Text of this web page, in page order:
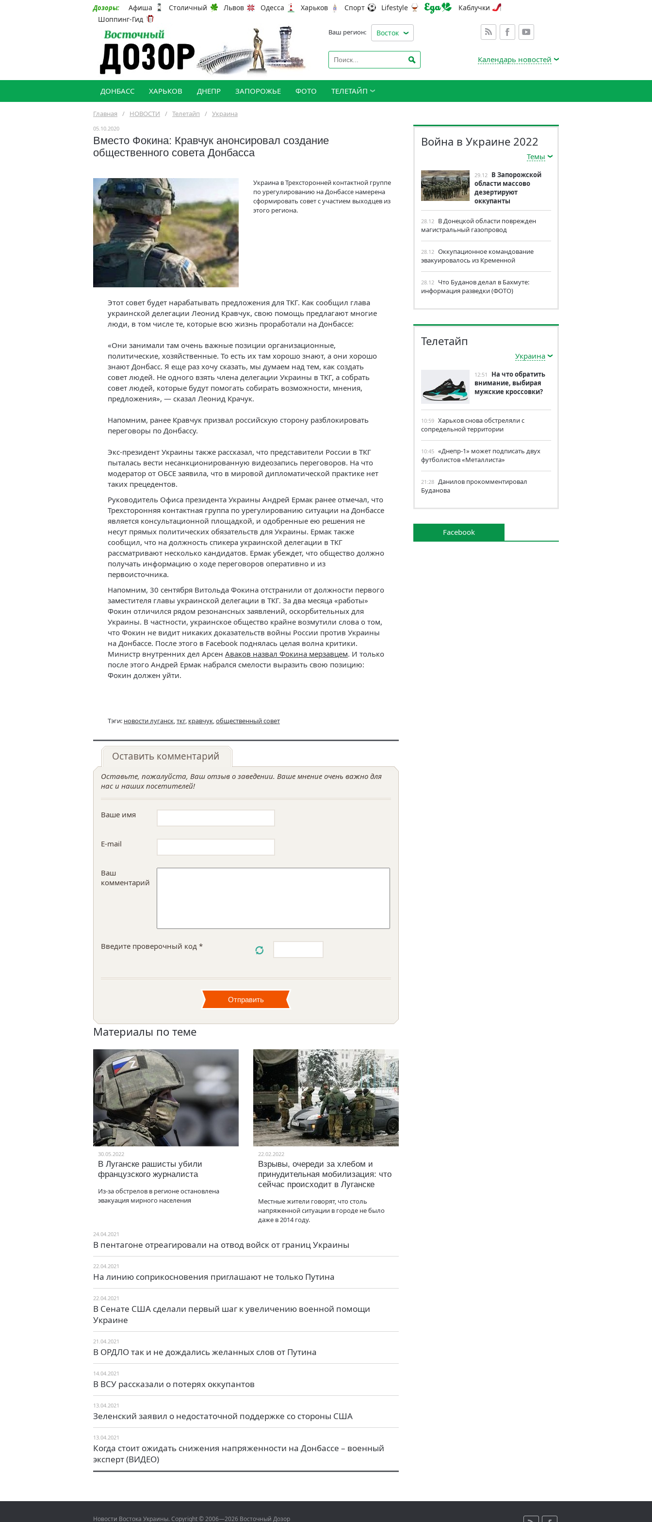
Дозоры: Афиша Столичный Львов Одесса Харьков Спорт Lifestyle
Каблучки
Шоппинг-Гид
Ваш регион: Восток
Календарь новостей
ДОНБАСС ХАРЬКОВ ДНЕПР ЗАПОРОЖЬЕ ФОТО ТЕЛЕТАЙП
Главная / НОВОСТИ / Телетайп / Украина
05.10.2020
Вместо Фокина: Кравчук анонсировал создание
общественного совета Донбасса
Украина в Трехсторонней контактной группе
по урегулированию на Донбассе намерена
сформировать совет с участием выходцев из
этого региона.
Этот совет будет нарабатывать предложения для ТКГ. Как сообщил глава
украинской делегации Леонид Кравчук, свою помощь предлагают многие
люди, в том числе те, которые всю жизнь проработали на Донбассе:
«Они занимали там очень важные позиции организационные,
политические, хозяйственные. То есть их там хорошо знают, а они хорошо
знают Донбасс. Я еще раз хочу сказать, мы думаем над тем, как создать
совет людей. Не одного взять члена делегации Украины в ТКГ, а собрать
совет людей, которые будут помогать собирать возможности, мнения,
предложения», — сказал Леонид Крачук.
Напомним, ранее Кравчук призвал российскую сторону разблокировать
переговоры по Донбассу.
Экс-президент Украины также рассказал, что представители России в ТКГ
пыталась вести несанкционированную видеозапись переговоров. На что
модератор от ОБСЕ заявила, что в мировой дипломатической практике нет
таких прецедентов.
Руководитель Офиса президента Украины Андрей Ермак ранее отмечал, что
Трехсторонняя контактная группа по урегулированию ситуации на Донбассе
является консультационной площадкой, и одобренные ею решения не
несут прямых политических обязательств для Украины. Ермак также
сообщил, что на должность спикера украинской делегации в ТКГ
рассматривают несколько кандидатов. Ермак убеждет, что общество должно
получать информацию о ходе переговоров оперативно и из
первоисточника.
Напомним, 30 сентября Витольда Фокина отстранили от должности первого
заместителя главы украинской делегации в ТКГ. За два месяца «работы»
Фокин отличился рядом резонансных заявлений, оскорбительных для
Украины. В частности, украинское общество крайне возмутили слова о том,
что Фокин не видит никаких доказательств войны России против Украины
на Донбассе. После этого в Facebook поднялась целая волна критики.
Министр внутренних дел Арсен Аваков назвал Фокина мерзавцем. И только
после этого Андрей Ермак набрался смелости выразить свою позицию:
Фокин должен уйти.
Тэги: новости луганск,ткг, кравчук,общественный совет
Оставить комментарий
Оставьте, пожалуйста, Ваш отзыв о заведении. Ваше мнение очень важно для
нас и наших посетителей!
Ваше имя
E-mail
Ваш
комментарий
Введите проверочный код *
Материалы по теме
30.05.2022
В Луганске рашисты убили
французского журналиста
Из-за обстрелов в регионе остановлена
эвакуация мирного населения
22.02.2022
Взрывы, очереди за хлебом и
принудительная мобилизация: что
сейчас происходит в Луганске
Местные жители говорят, что столь
напряженной ситуации в городе не было
даже в 2014 году.
24.04.2021
В пентагоне отреагировали на отвод войск от границ Украины
22.04.2021
На линию соприкосновения приглашают не только Путина
22.04.2021
В Сенате США сделали первый шаг к увеличению военной помощи
Украине
21.04.2021
В ОРДЛО так и не дождались желанных слов от Путина
14.04.2021
В ВСУ рассказали о потерях оккупантов
13.04.2021
Зеленский заявил о недостаточной поддержке со стороны США
13.04.2021
Когда стоит ожидать снижения напряженности на Донбассе – военный
эксперт (ВИДЕО)
Война в Украине 2022
Темы
29.12 В Запорожской
области массово
дезертируют
оккупанты
28.12 В Донецкой области поврежден
магистральный газопровод
28.12 Оккупационное командование
эвакуировалось из Кременной
28.12 Что Буданов делал в Бахмуте:
информация разведки (ФОТО)
Телетайп
Украина
12:51
На что обратить
внимание, выбирая
мужские кроссовки?
10:59 Харьков снова обстреляли с
сопредельной территории
10:45 «Днепр-1» может подписать двух
футболистов «Металлиста»
21:28 Данилов прокомментировал
Буданова
Facebook
Новости Востока Украины. Copyright © 2006—2026 Восточный Дозор